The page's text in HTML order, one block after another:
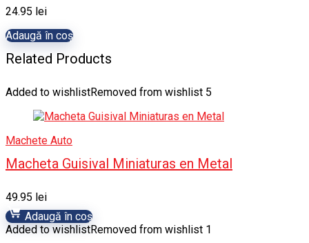
24.95 lei
Adaugă în coș
Related Products
Added to wishlistRemoved from wishlist 5
Machete Auto
Macheta Guisival Miniaturas en Metal
49.95 lei
Adaugă în coș
Added to wishlistRemoved from wishlist 1